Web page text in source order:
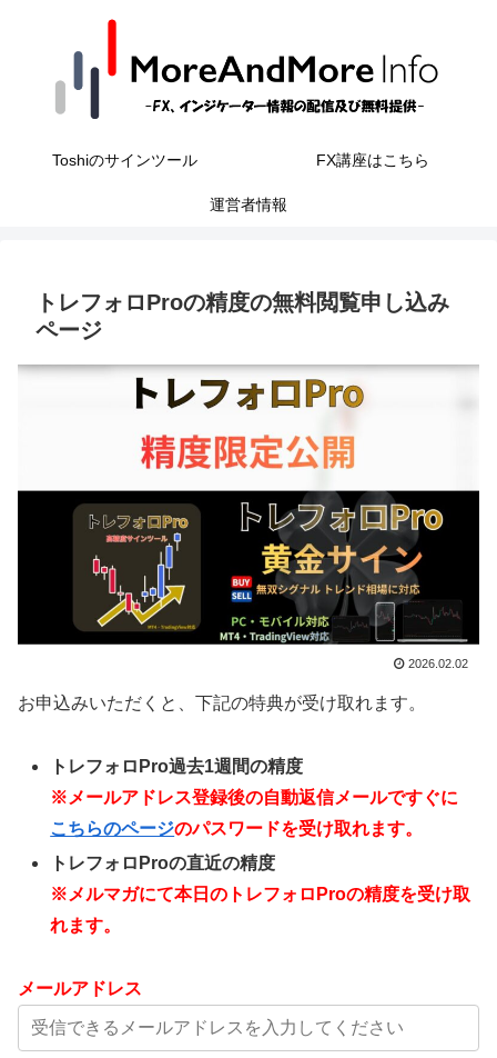
Toshiのサインツール FX講座はこちら
運営者情報
トレフォロProの精度の無料閲覧申し込み
ページ
2026.02.02
お申込みいただくと、下記の特典が受け取れます。
トレフォロPro過去1週間の精度
※メールアドレス登録後の自動返信メールですぐに
こちらのページのパスワードを受け取れます。
トレフォロProの直近の精度
※メルマガにて本日のトレフォロProの精度を受け取
れます。
メールアドレス